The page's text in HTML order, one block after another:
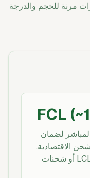
مرنة للحجم والدرجة
لضمان
الاقتصادية.
متوفرة كميات دنيا أصغر عبر LCL أو شحنات